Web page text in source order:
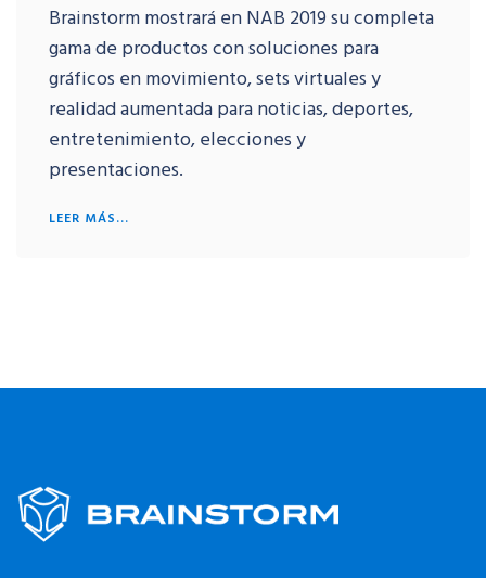
Brainstorm mostrará en NAB 2019 su completa
gama de productos con soluciones para
gráficos en movimiento, sets virtuales y
realidad aumentada para noticias, deportes,
entretenimiento, elecciones y
presentaciones.
LEER MÁS...